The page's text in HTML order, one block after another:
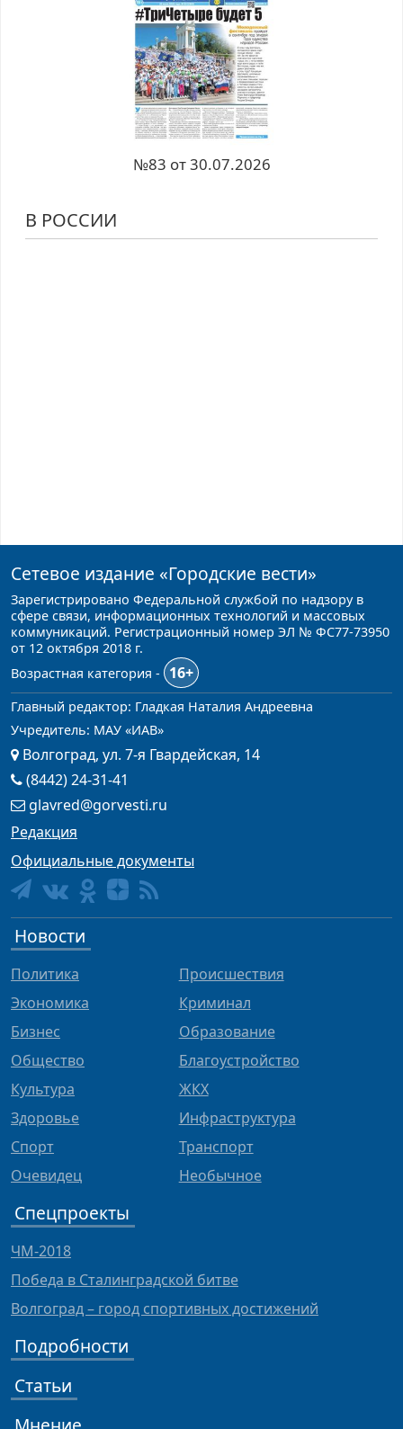
№83 от 30.07.2026
В РОССИИ
Сетевое издание «Городские вести»
Зарегистрировано Федеральной службой по надзору в
сфере связи, информационных технологий и массовых
коммуникаций. Регистрационный номер ЭЛ № ФС77-73950
от 12 октября 2018 г.
Возрастная категория -
16+
Главный редактор: Гладкая Наталия Андреевна
Учредитель: МАУ «ИАВ»
Волгоград, ул. 7-я Гвардейская, 14
(8442) 24-31-41
glavred@gorvesti.ru
Редакция
Официальные документы
Новости
Политика
Экономика
Бизнес
Общество
Культура
Здоровье
Спорт
Очевидец
Происшествия
Криминал
Образование
Благоустройство
ЖКХ
Инфраструктура
Транспорт
Необычное
Спецпроекты
ЧМ-2018
Победа в Сталинградской битве
Волгоград – город спортивных достижений
Подробности
Статьи